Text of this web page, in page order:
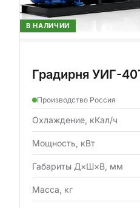
В НАЛИЧИИ
Градирня УИГ-
Производство Россия
Охлаждение, кКал/ч
Мощность, кВт
Габариты Д×Ш×В, мм
Масса, кг